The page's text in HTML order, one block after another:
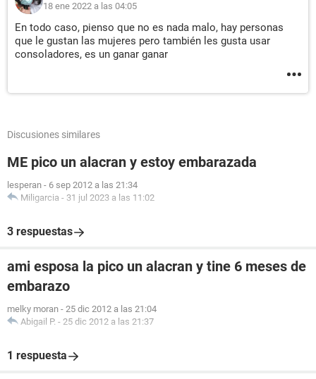
18 ene 2022 a las 04:05
En todo caso, pienso que no es nada malo, hay personas
que le gustan las mujeres pero también les gusta usar
consoladores, es un ganar ganar
Discusiones similares
ME pico un alacran y estoy embarazada
lesperan - 6 sep 2012 a las 21:34
Miligarcia - 31 jul 2023 a las 11:02
3 respuestas
ami esposa la pico un alacran y tine 6 meses de
embarazo
melky moran - 25 dic 2012 a las 21:04
Abigail P. - 25 dic 2012 a las 21:37
1 respuesta